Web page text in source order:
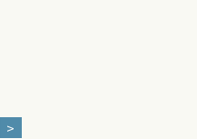
>